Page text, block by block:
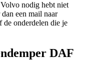
nodig hebt niet
een mail naar
de onderdelen die je
DAF